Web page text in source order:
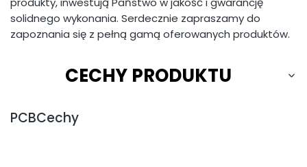
solidnego wykonania. Serdecznie zapraszamy do
zapoznania się z pełną gamą oferowanych produktów.
CECHY PRODUKTU
PCBCechy